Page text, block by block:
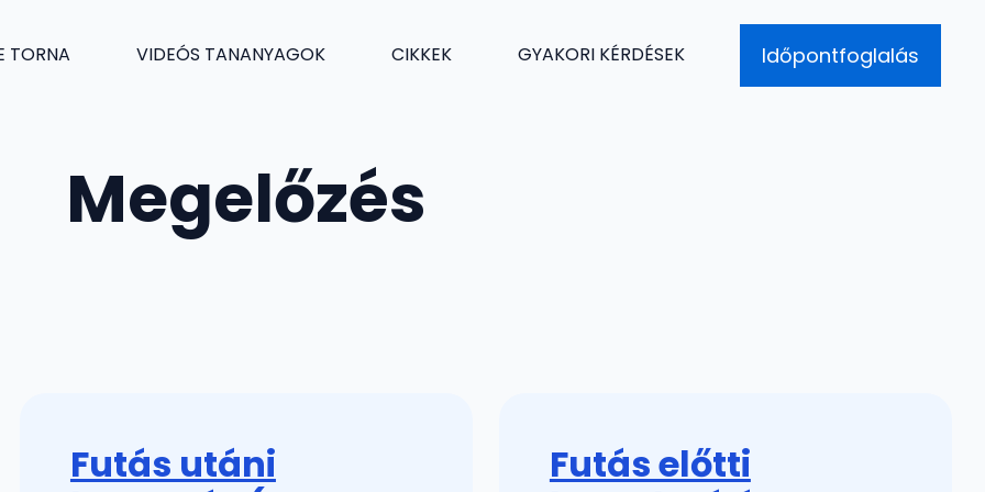
TORNA VIDEÓS TANANYAGOK CIKKEK GYAKORI KÉRDÉSEK Időpontfoglalás
Megelőzés
Futás utáni
Futás előtti